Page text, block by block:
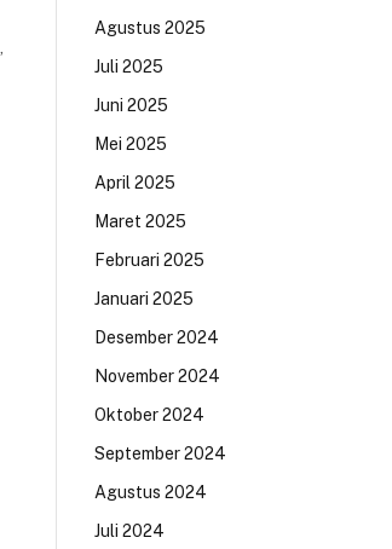
Agustus 2025
Juli 2025
Juni 2025
Mei 2025
April 2025
Maret 2025
Februari 2025
Januari 2025
Desember 2024
November 2024
Oktober 2024
September 2024
Agustus 2024
Juli 2024